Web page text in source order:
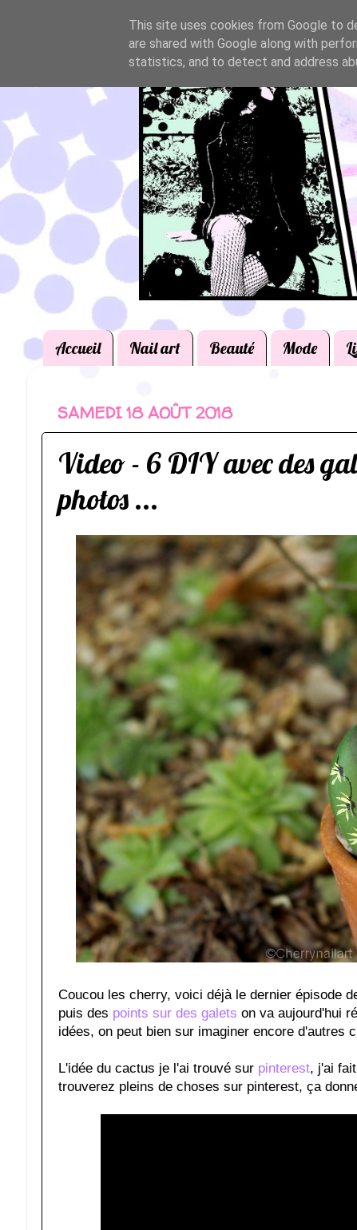
Accueil Nail art Beauté Mode
SAMEDI 18 AOÛT 2018
Video - 6 DIY avec des
photos ...
Coucou les cherry, voici déjà le dernier épisode
puis des points sur des galets on va aujourd'hui
idées, on peut bien sur imaginer encore d'autres
L'idée du cactus je l'ai trouvé sur pinterest, j'ai
trouverez pleins de choses sur pinterest, ça
This site uses cookies from Google to
are shared with Google along with
statistics, and to detect and address